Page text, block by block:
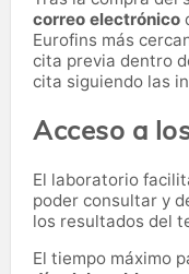
correo electrónico
Eurofins más
cita previa dentro
cita siguiendo las
Acceso a
El laboratorio
poder consultar y
los resultados del
El tiempo máximo